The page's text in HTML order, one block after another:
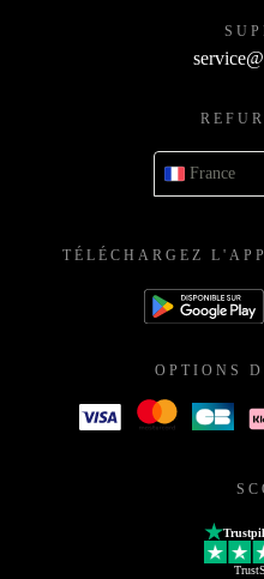
France
TÉLÉCHARGEZ
OPTIONS